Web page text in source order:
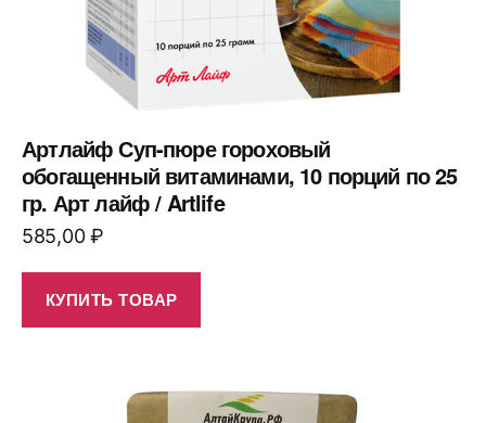
Артлайф Суп-пюре гороховый
обогащенный витаминами, 10 порций по 25
гр. Арт лайф / Artlife
585,00₽
КУПИТЬ ТОВАР